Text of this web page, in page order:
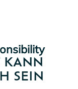
KANN
SEIN